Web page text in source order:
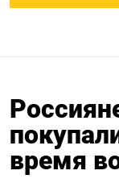
время